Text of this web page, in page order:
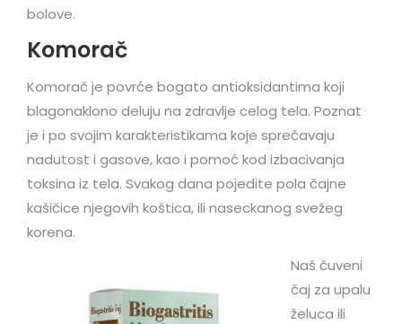
bolove.
Komorač
Komorač je povrće bogato antioksidantima koji
blagonaklono deluju na zdravlje celog tela. Poznat
je i po svojim karakteristikama koje sprečavaju
nadutost i gasove, kao i pomoć kod izbacivanja
toksina iz tela. Svakog dana pojedite pola čajne
kašičice njegovih koštica, ili naseckanog svežeg
korena.
Naš čuveni
čaj za upalu
želuca ili